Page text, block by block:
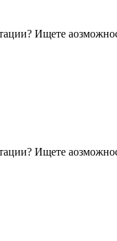
Ищете
Ищете